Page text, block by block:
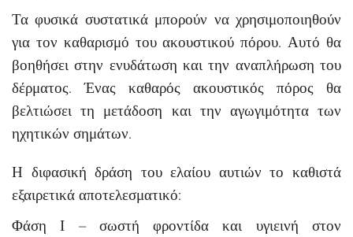
Τα φυσικά συστατικά μπορούν να χρησιμοποιηθούν
για τον καθαρισμό του ακουστικού πόρου. Αυτό θα
βοηθήσει στην ενυδάτωση και την αναπλήρωση του
δέρματος. Ένας καθαρός ακουστικός πόρος θα
βελτιώσει τη μετάδοση και την αγωγιμότητα των
ηχητικών σημάτων.
Η διφασική δράση του ελαίου αυτιών το καθιστά
εξαιρετικά αποτελεσματικό:
Φάση Ι – σωστή φροντίδα και υγιεινή στον